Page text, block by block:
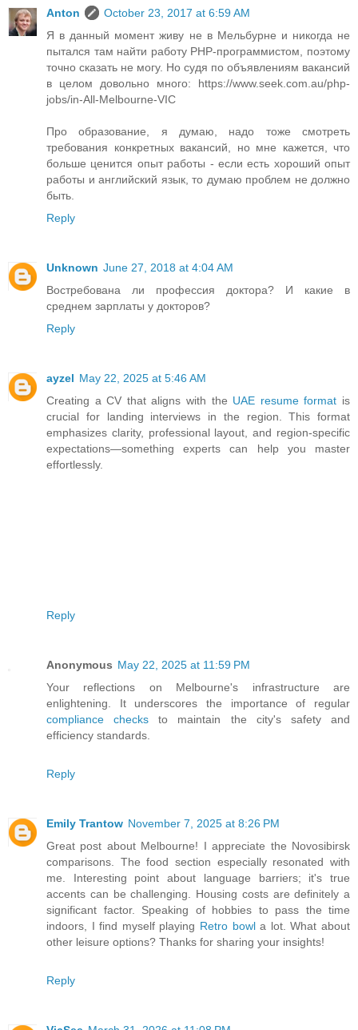
Anton
October 23, 2017 at 6:59 AM
Я в данный момент живу не в Мельбурне и никогда не
пытался там найти работу PHP-программистом, поэтому
точно сказать не могу. Но судя по объявлениям вакансий
в целом довольно много: https://www.seek.com.au/php-
jobs/in-All-Melbourne-VIC
Про образование, я думаю, надо тоже смотреть
требования конкретных вакансий, но мне кажется, что
больше ценится опыт работы - если есть хороший опыт
работы и английский язык, то думаю проблем не должно
быть.
Reply
Unknown June 27, 2018 at 4:04 AM
Востребована ли профессия доктора? И какие в
среднем зарплаты у докторов?
Reply
ayzel May 22, 2025 at 5:46 AM
Creating a CV that aligns with the UAE resume format is
crucial for landing interviews in the region. This format
emphasizes clarity, professional layout, and region-specific
expectations—something experts can help you master
effortlessly.
Reply
Anonymous May 22, 2025 at 11:59 PM
Your reflections on Melbourne's infrastructure are
enlightening. It underscores the importance of regular
compliance checks to maintain the city's safety and
efficiency standards.
Reply
Emily Trantow November 7, 2025 at 8:26 PM
Great post about Melbourne! I appreciate the Novosibirsk
comparisons. The food section especially resonated with
me. Interesting point about language barriers; it's true
accents can be challenging. Housing costs are definitely a
significant factor. Speaking of hobbies to pass the time
indoors, I find myself playing Retro bowla lot. What about
other leisure options? Thanks for sharing your insights!
Reply